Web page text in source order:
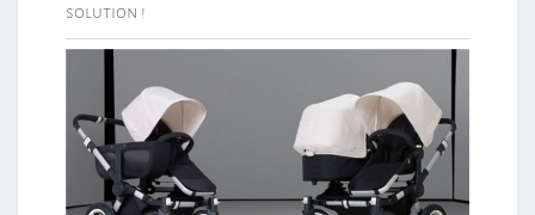
solution !